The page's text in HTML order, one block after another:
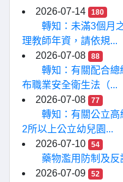
2026-07-14 180
轉知：未滿3個月
理教師年資，請依規...
2026-07-08
88
轉知：有關配合
布職業安全衛生法（...
2026-07-08
77
轉知：有關公立
2所以上公立幼兒園...
2026-07-10
54
藥物濫用防制及
2026-07-09
52